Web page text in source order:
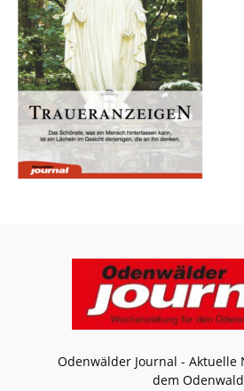
Odenwälder Journal - Aktuelle
dem Odenwald